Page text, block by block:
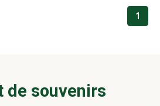
1
de souvenirs